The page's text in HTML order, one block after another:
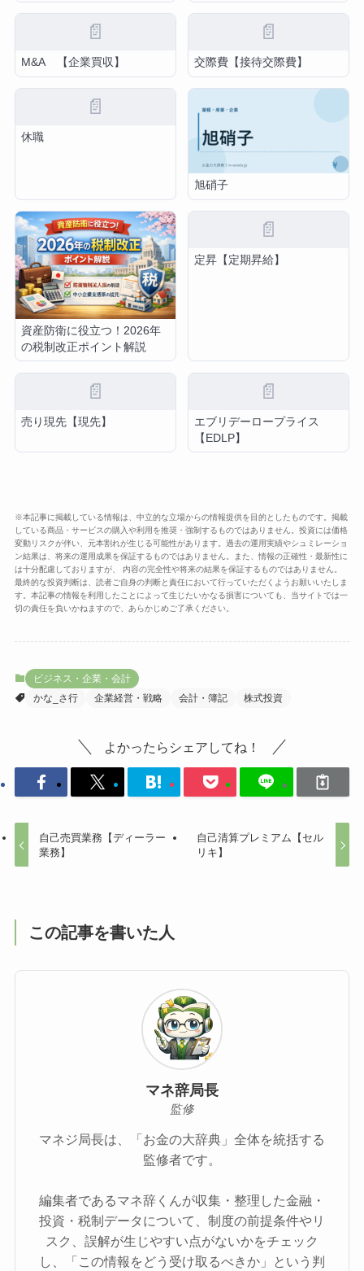
📄
M&A 【企業買収】
📄
交際費【接待交際費】
📄
休職
旭硝子
資産防衛に役立つ！2026年
の税制改正ポイント解説
📄
定昇【定期昇給】
📄
売り現先【現先】
📄
エブリデーロープライス
【EDLP】
※本記事に掲載している情報は、中立的な立場からの情報提供を目的としたものです。掲載
している商品・サービスの購入や利用を推奨・強制するものではありません。投資には価格
変動リスクが伴い、元本割れが生じる可能性があります。過去の運用実績やシュミレーショ
ン結果は、将来の運用成果を保証するものではありません。また、情報の正確性・最新性に
は十分配慮しておりますが、 内容の完全性や将来の結果を保証するものではありません。
最終的な投資判断は、読者ご自身の判断と責任において行っていただくようお願いいたしま
す。本記事の情報を利用したことによって生じたいかなる損害についても、当サイトでは一
切の責任を負いかねますので、あらかじめご了承ください。
ビジネス・企業・会計
かな_さ行
企業経営・戦略 会計・簿記 株式投資
よかったらシェアしてね！
自己売買業務【ディーラー
業務】
自己清算プレミアム【セル
リキ】
この記事を書いた人
マネ辞局長
監修
マネジ局長は、「お金の大辞典」全体を統括する
監修者です。
編集者であるマネ辞くんが収集・整理した金融・
投資・税制データについて、制度の前提条件やリ
スク、誤解が生じやすい点がないかをチェック
し、「この情報をどう受け取るべきか」という判